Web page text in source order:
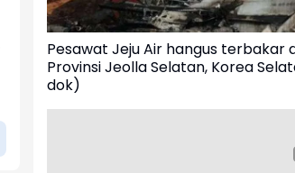
Pesawat Jeju Air hangus terbakar
Provinsi Jeolla Selatan, Korea
dok)